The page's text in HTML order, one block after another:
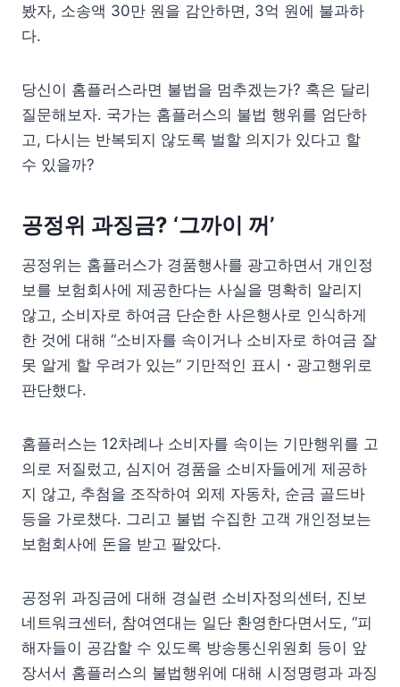
봤자, 소송액 30만 원을 감안하면, 3억 원에 불과하
다.
당신이 홈플러스라면 불법을 멈추겠는가? 혹은 달리
질문해보자. 국가는 홈플러스의 불법 행위를 엄단하
고, 다시는 반복되지 않도록 벌할 의지가 있다고 할
수 있을까?
공정위 과징금? ‘그까이 꺼’
공정위는 홈플러스가 경품행사를 광고하면서 개인정
보를 보험회사에 제공한다는 사실을 명확히 알리지
않고, 소비자로 하여금 단순한 사은행사로 인식하게
한 것에 대해 “소비자를 속이거나 소비자로 하여금 잘
못 알게 할 우려가 있는” 기만적인 표시・광고행위로
판단했다.
홈플러스는 12차례나 소비자를 속이는 기만행위를 고
의로 저질렀고, 심지어 경품을 소비자들에게 제공하
지 않고, 추첨을 조작하여 외제 자동차, 순금 골드바
등을 가로챘다. 그리고 불법 수집한 고객 개인정보는
보험회사에 돈을 받고 팔았다.
공정위 과징금에 대해 경실련 소비자정의센터, 진보
네트워크센터, 참여연대는 일단 환영한다면서도, “피
해자들이 공감할 수 있도록 방송통신위원회 등이 앞
장서서 홈플러스의 불법행위에 대해 시정명령과 과징